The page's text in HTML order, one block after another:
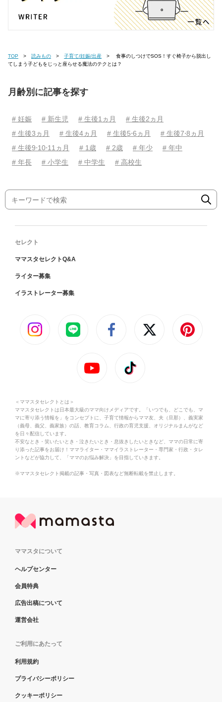
TOP 読みもの 子育て/妊娠/出産
てしまう子どもをじっと座らせる魔法のテクとは？
月齢別に記事を探す
# 妊娠 # 新生児 # 生後1ヵ月
# 生後2ヵ月
# 生後3ヵ月
# 生後4ヵ月 # 生後5⋅6ヵ月
# 生後7⋅8ヵ月
# 生後9⋅10⋅11ヵ月
# 1歳 # 2歳 # 年少
# 年中
# 年長
# 小学生 # 中学生 # 高校生
セレクト
ママスタセレクトQ&A
ライター募集
イラストレーター募集
＜ママスタセレクトとは＞
ママスタセレクトは日本最大級のママ向けメディアです。「いつでも、どこでも、マ
マに寄り添う情報を」をコンセプトに、子育て情報からママ友、夫（旦那）、義実家
（義母、義父、義家族）の話、教育コラム、行政の育児支援、オリジナルまんがなど
を日々配信しています。
不安なとき・笑いたいとき・泣きたいとき・息抜きしたいときなど、ママの日常に寄
り添った記事をお届け！ママライター・ママイラストレーター・専門家・行政・タレ
ントなどが協力して、「ママのお悩み解決」を目指していきます。
※ママスタセレクト掲載の記事・写真・図表など無断転載を禁止します。
ママスタについて
ヘルプセンター
会員特典
広告出稿について
運営会社
ご利用にあたって
利用規約
プライバシーポリシー
クッキーポリシー